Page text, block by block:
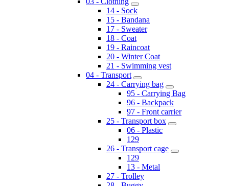
14 - Sock
15 - Bandana
17 - Sweater
18 - Coat
19 - Raincoat
20 - Winter Coat
21 - Swimming vest
04 - Transport
24 - Carrying bag
95 - Carrying Bag
96 - Backpack
97 - Front carrier
25 - Transport box
06 - Plastic
129
26 - Transport cage
129
13 - Metal
27 - Trolley